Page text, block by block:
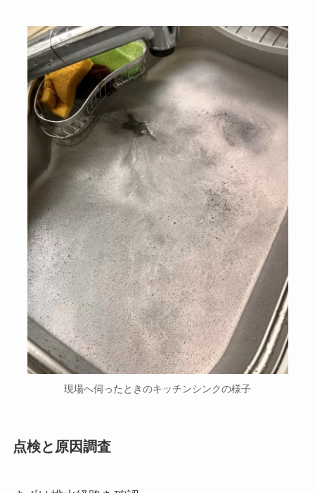
現場へ伺ったときのキッチンシンクの様子
点検と原因調査